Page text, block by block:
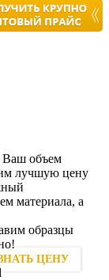
Ваш объем
лучшую цену
материала, а
образцы
ЦЕНУ